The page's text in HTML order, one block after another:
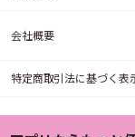
会社概要
特定商取引法に基づく表